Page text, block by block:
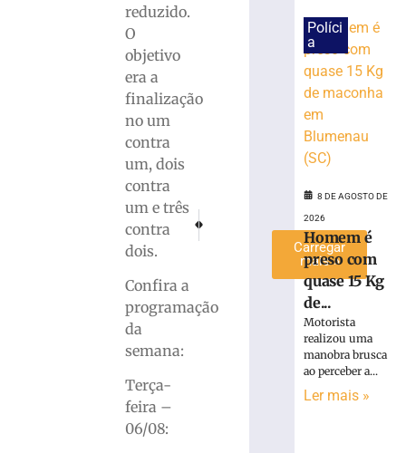
reduzido.
O
objetivo
era a
finalização
no um
contra
um, dois
contra
um e três
contra
dois.
Confira a
programação
da
semana:
Terça-
feira –
06/08:
Bicicleta furtada é recuperada e
Corpo de Bombeiros inicia preparação para
Série
Carregar
mais »
Políci
a
8 DE AGOSTO DE
2026
Homem é
preso com
quase 15 Kg
de...
Motorista
realizou uma
manobra brusca
ao perceber a...
Ler mais »